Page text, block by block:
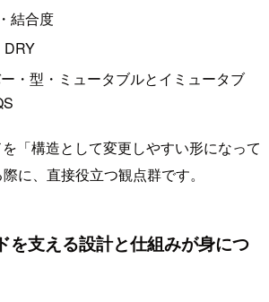
結合度
DRY
・型・ミュータブルとイミュータブ
「構造として変更しやすい形になって
に、直接役立つ観点群です。
を支える設計と仕組みが身につ